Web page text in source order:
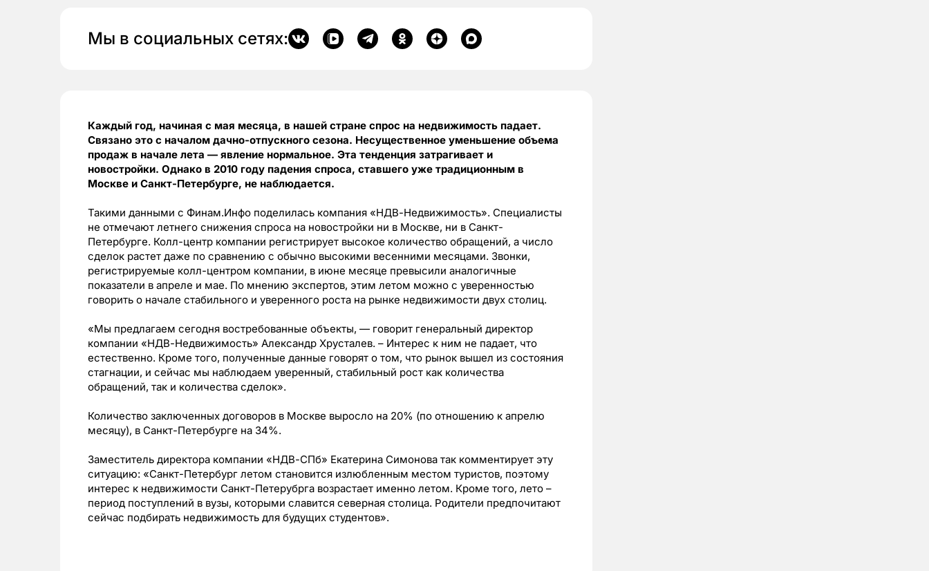
Мы в социальных сетях:
Каждый год, начиная с мая месяца, в нашей стране спрос на недвижимость падает.
Связано это с началом дачно-отпускного сезона. Несущественное уменьшение объема
продаж в начале лета — явление нормальное. Эта тенденция затрагивает и
новостройки. Однако в 2010 году падения спроса, ставшего уже традиционным в
Москве и Санкт-Петербурге, не наблюдается.
Такими данными с Финам.Инфо поделилась компания «НДВ-Недвижимость». Специалисты
не отмечают летнего снижения спроса на новостройки ни в Москве, ни в Санкт-
Петербурге. Колл-центр компании регистрирует высокое количество обращений, а число
сделок растет даже по сравнению с обычно высокими весенними месяцами. Звонки,
регистрируемые колл-центром компании, в июне месяце превысили аналогичные
показатели в апреле и мае. По мнению экспертов, этим летом можно с уверенностью
говорить о начале стабильного и уверенного роста на рынке недвижимости двух столиц.
«Мы предлагаем сегодня востребованные объекты, — говорит генеральный директор
компании «НДВ-Недвижимость» Александр Хрусталев. – Интерес к ним не падает, что
естественно. Кроме того, полученные данные говорят о том, что рынок вышел из состояния
стагнации, и сейчас мы наблюдаем уверенный, стабильный рост как количества
обращений, так и количества сделок».
Количество заключенных договоров в Москве выросло на 20% (по отношению к апрелю
месяцу), в Санкт-Петербурге на 34%.
Заместитель директора компании «НДВ-СПб» Екатерина Симонова так комментирует эту
ситуацию: «Санкт-Петербург летом становится излюбленным местом туристов, поэтому
интерес к недвижимости Санкт-Петерубрга возрастает именно летом. Кроме того, лето –
период поступлений в вузы, которыми славится северная столица. Родители предпочитают
сейчас подбирать недвижимость для будущих студентов».